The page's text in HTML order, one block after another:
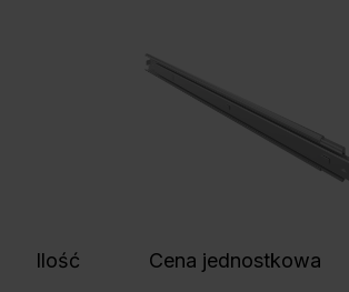
Ilość Cena jednostkowa